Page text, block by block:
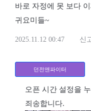
바로 자정에 못 보다
귀요미들~
2025.11.12 00:47 신
던전앤파이터
오픈 시간 설정을
죄송합니다.